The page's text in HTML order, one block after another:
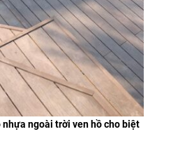
ngoài trời ven hồ cho biệt